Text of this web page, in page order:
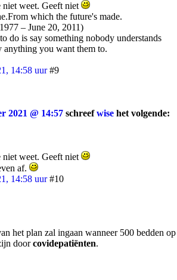
weet. Geeft niet
which the future's made.
– June 20, 2011)
do is say something nobody understands
you want them to.
14:58 uur #9
2021 @ 14:57 schreefwise het volgende:
weet. Geeft niet
af.
14:58 uur #10
het plan zal ingaan wanneer 500 bedden op
doorcovidepatiënten.